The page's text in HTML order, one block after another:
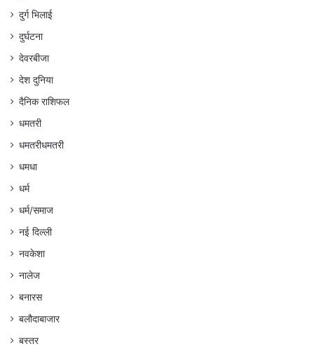
दुर्ग भिलाई
दुर्घटना
देवरबीजा
देश दुनिया
दैनिक राशिफल
धमतरी
धमतरीधमतरी
धमधा
धर्म
धर्म/समाज
नई दिल्ली
नवकेशा
नालेज
बनारस
बलौदाबाजार
बस्तर